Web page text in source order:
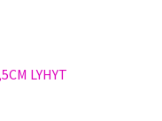
LYHYT